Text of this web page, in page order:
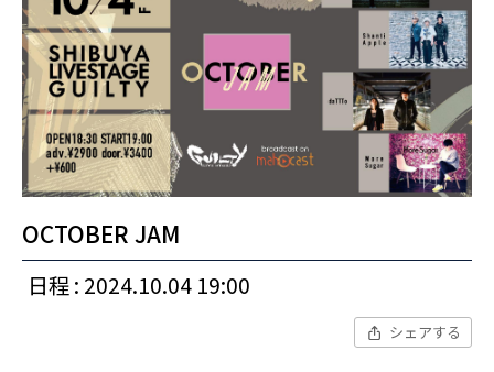
OCTOBER JAM
日程 : 2024.10.04 19:00
シェアする